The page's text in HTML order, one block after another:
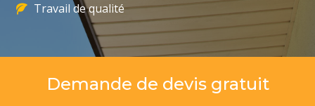
Travail de qualité
Demande de devis gratuit